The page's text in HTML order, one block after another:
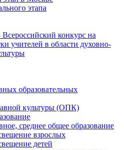
этапа
конкурс на
учителей в области духовно-
образовательных
культуры (ОПК)
среднее общее образование
взрослых
детей